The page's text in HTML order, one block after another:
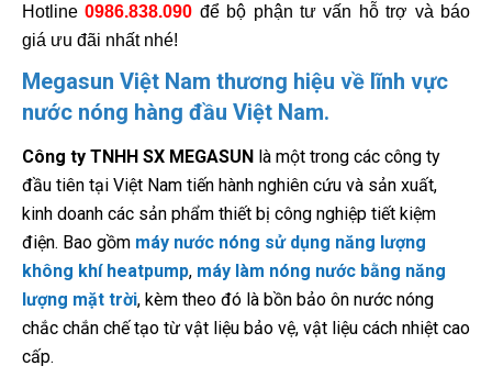
Hotline0986.838.090 để bộ phận tư vấn hỗ trợ và báo
giá ưu đãi nhất nhé!
Megasun Việt Nam thương hiệu về lĩnh vực
nước nóng hàng đầu Việt Nam.
Công ty TNHH SX MEGASUN là một trong các công ty
đầu tiên tại Việt Nam tiến hành nghiên cứu và sản xuất,
kinh doanh các sản phẩm thiết bị công nghiệp tiết kiệm
điện. Bao gồm máy nước nóng sử dụng năng lượng
không khí heatpump, máy làm nóng nước bằng năng
lượng mặt trời, kèm theo đó là bồn bảo ôn nước nóng
chắc chắn chế tạo từ vật liệu bảo vệ, vật liệu cách nhiệt cao
cấp.